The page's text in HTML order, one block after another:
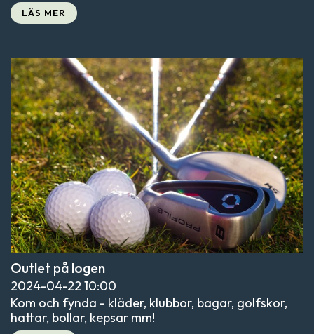
LÄS MER
Outlet på logen
2024-04-22 10:00
Kom och fynda - kläder, klubbor, bagar, golfskor,
hattar, bollar, kepsar mm!